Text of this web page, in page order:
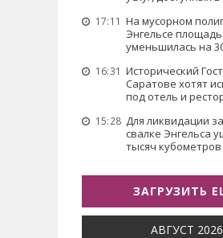
17:11 На мусорном
Энгельсе
уменьшилась на
16:31 Исторический
Саратове хотят
под отель и
15:28 Для ликвидации
свалке Энгельса
тысяч кубометров
ЗАГРУЗИТЬ
АВГУСТ 2026